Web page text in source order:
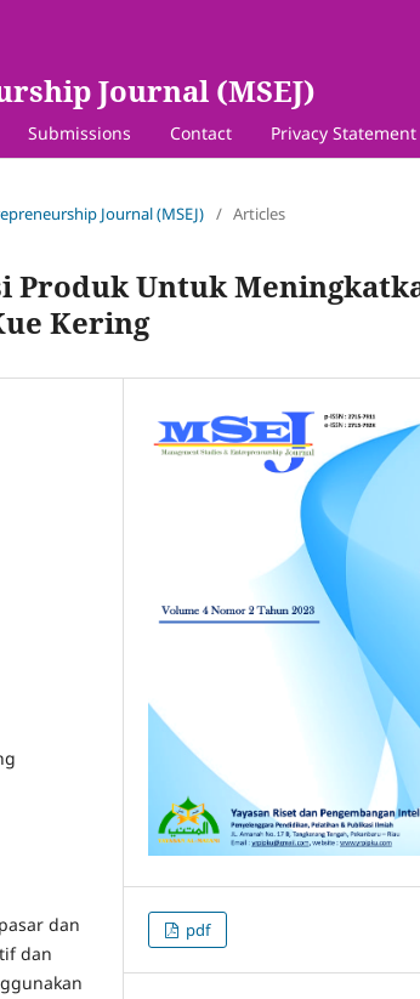
Journal (MSEJ)
Submissions Contact Privacy Statement
Journal (MSEJ) / Articles
Produk Untuk
Kering
dan
dan
pdf